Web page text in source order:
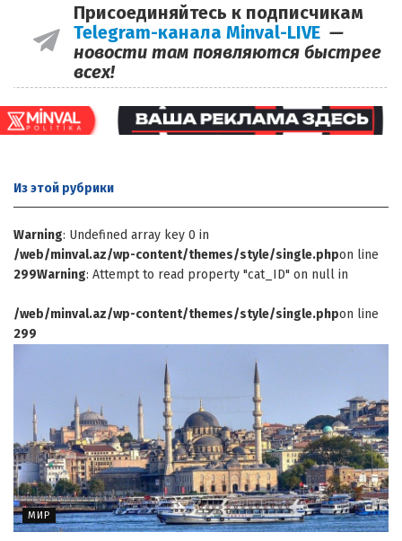
Присоединяйтесь к подписчикам
Telegram-канала Minval-LIVE —
новости там появляются быстрее
всех!
Из этой рубрики
Warning: Undefined array key 0 in
/web/minval.az/wp-content/themes/style/single.phpon line
299Warning: Attempt to read property "cat_ID" on null in
/web/minval.az/wp-content/themes/style/single.phpon line
299
МИР